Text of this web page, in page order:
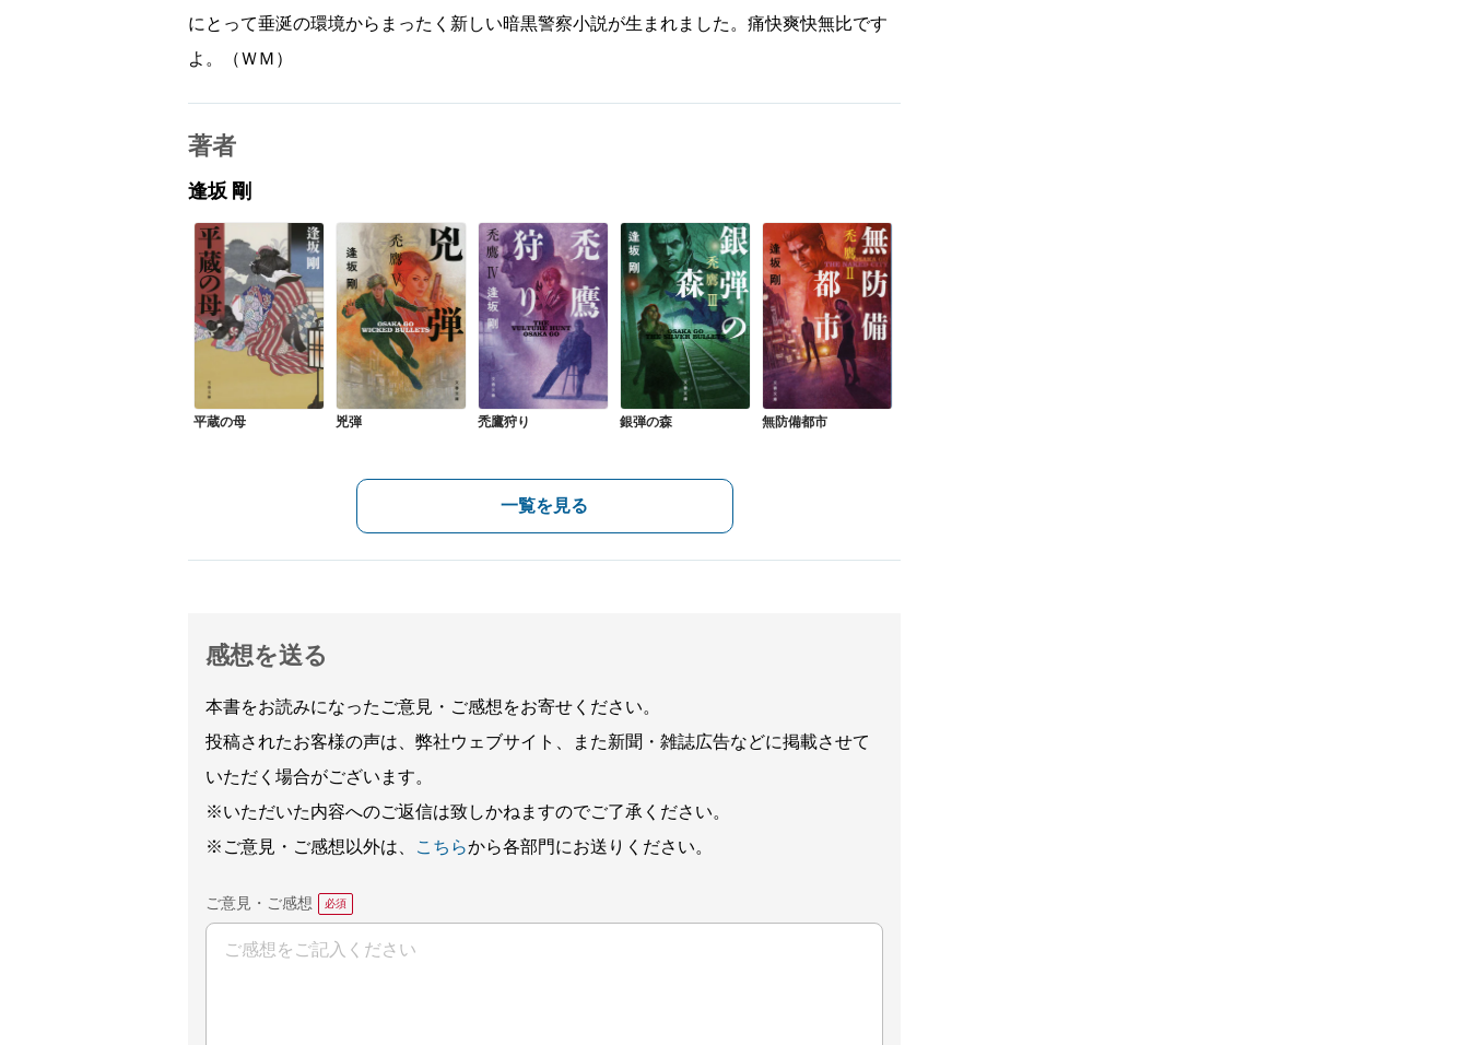
にとって垂涎の環境からまったく新しい暗黒警察小説が生まれました。痛快爽快無比です
よ。（ＷＭ）
著者
逢坂 剛
平蔵の母 兇弾 禿鷹狩り 銀弾の森 無防備都市
一覧を見る
感想を送る
本書をお読みになったご意見・ご感想をお寄せください。
投稿されたお客様の声は、弊社ウェブサイト、また新聞・雑誌広告などに掲載させて
いただく場合がございます。
※いただいた内容へのご返信は致しかねますのでご了承ください。
※ご意見・ご感想以外は、
こちらから各部門にお送りください。
ご意見・ご感想